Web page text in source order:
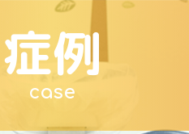
症例
case